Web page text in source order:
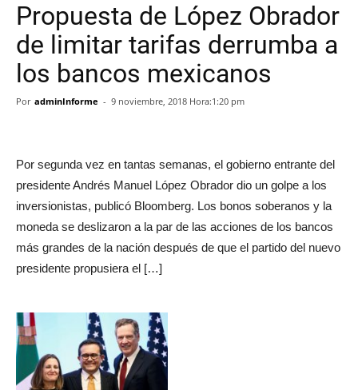
Propuesta de López Obrador
de limitar tarifas derrumba a
los bancos mexicanos
Por adminInforme - 9 noviembre, 2018 Hora:1:20 pm
Por segunda vez en tantas semanas, el gobierno entrante del
presidente Andrés Manuel López Obrador dio un golpe a los
inversionistas, publicó Bloomberg. Los bonos soberanos y la
moneda se deslizaron a la par de las acciones de los bancos
más grandes de la nación después de que el partido del nuevo
presidente propusiera el […]